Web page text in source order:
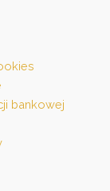
bankowej